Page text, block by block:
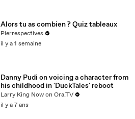
Alors tu as combien ? Quiz tableaux
Pierrespectives
il y a 1 semaine
Danny Pudi on voicing a character from
his childhood in 'DuckTales' reboot
Larry King Now on Ora.TV
il y a 7 ans